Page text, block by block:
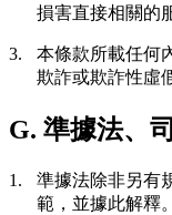
損害直接相關的
3.
本條款所載任何
欺詐或欺詐性虛
G. 準據法、
1. 準據法除非另有
範，並據此解釋